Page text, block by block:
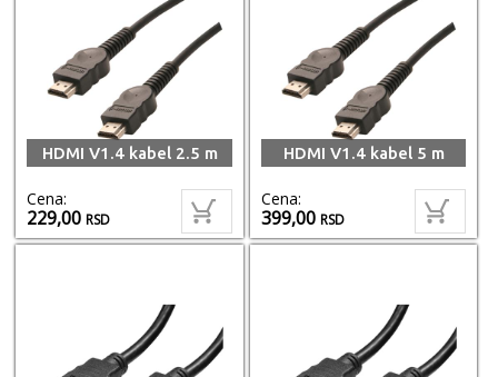
HDMI V1.4 kabel 2.5 m
Cena:
229,00RSD
HDMI V1.4 kabel 5 m
Cena:
399,00RSD